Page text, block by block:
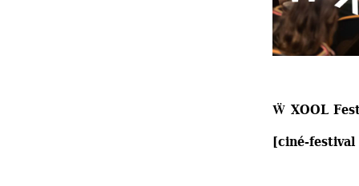
Ẅ XOOL
[ciné-